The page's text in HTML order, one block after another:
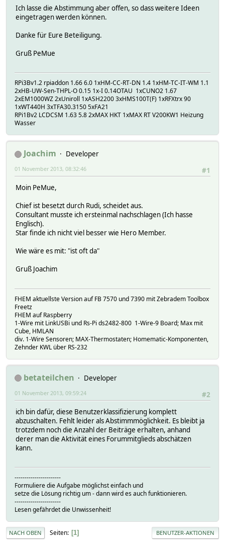
Ich lasse die Abstimmung aber offen, so dass weitere Ideen
eingetragen werden können.
Danke für Eure Beteiligung.
Gruß PeMue
RPi3Bv1.2 rpiaddon 1.66 6.0 1xHM-CC-RT-DN 1.4 1xHM-TC-IT-WM 1.1
2xHB-UW-Sen-THPL-O 0.15 1x-I 0.14OTAU 1xCUNO2 1.67
2xEM1000WZ 2xUniroll 1xASH2200 3xHMS100T(F) 1xRFXtrx 90
1xWT440H 3xTFA30.3150 5xFA21
RPi1Bv2 LCDCSM 1.63 5.8 2xMAX HKT 1xMAX RT V200KW1 Heizung
Wasser
Joachim
Developer
#1
01 November 2013, 08:32:46
Moin PeMue,
Chief ist besetzt durch Rudi, scheidet aus.
Consultant musste ich ersteinmal nachschlagen (Ich hasse
Englisch).
Star finde ich nicht viel besser wie Hero Member.
Wie wäre es mit: "ist oft da"
Gruß Joachim
FHEM aktuellste Version auf FB 7570 und 7390 mit Zebradem Toolbox
Freetz
FHEM auf Raspberry
1-Wire mit LinkUSBi und Rs-Pi ds2482-800 1-Wire-9 Board; Max mit
Cube, HMLAN
div. 1-Wire Sensoren; MAX-Thermostaten; Homematic-Komponenten,
Zehnder KWL über RS-232
betateilchen
Developer
#2
01 November 2013, 09:59:24
ich bin dafür, diese Benutzerklassifizierung komplett
abzuschalten. Fehlt leider als Abstimmmöglichkeit. Es bleibt ja
trotzdem noch die Anzahl der Beiträge erhalten, anhand
derer man die Aktivität eines Forummitglieds abschätzen
kann.
-----------------------
Formuliere die Aufgabe möglichst einfach und
setze die Lösung richtig um - dann wird es auch funktionieren.
-----------------------
Lesen gefährdet die Unwissenheit!
NACH OBEN Seiten 1 BENUTZER-AKTIONEN